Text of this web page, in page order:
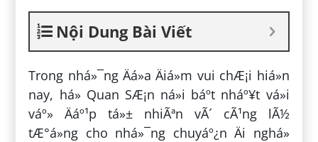
Nội Dung Bài Viết
Trong nhá»¯ng Äá»a Äiá»m vui chÆ¡i hiá»n
nay, há» Quan SÆ¡n ná»i báº­t nháº¥t vá»i
váº» Äáº¹p tá»± nhiÃªn vÃ´ cÃ¹ng lÃ½
tÆ°á»ng cho nhá»¯ng chuyáº¿n Äi nghá»